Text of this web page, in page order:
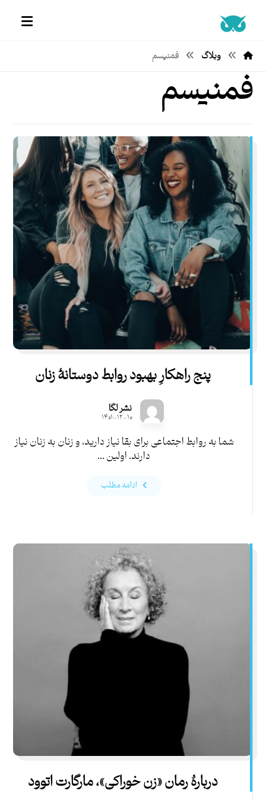
وبلاگ فمنیسم
فمنیسم
پنج راهکارِ بهبود روابط دوستانۀ زنان
نشر لگا
۱۴۰۱-۱۲-۱۰
شما به روابط اجتماعی برای بقا نیاز دارید، و زنان به زنان نیاز
دارند. اولین ...
ادامه مطلب
دربارۀ رمان «زن خوراکی»، مارگارت اتوود